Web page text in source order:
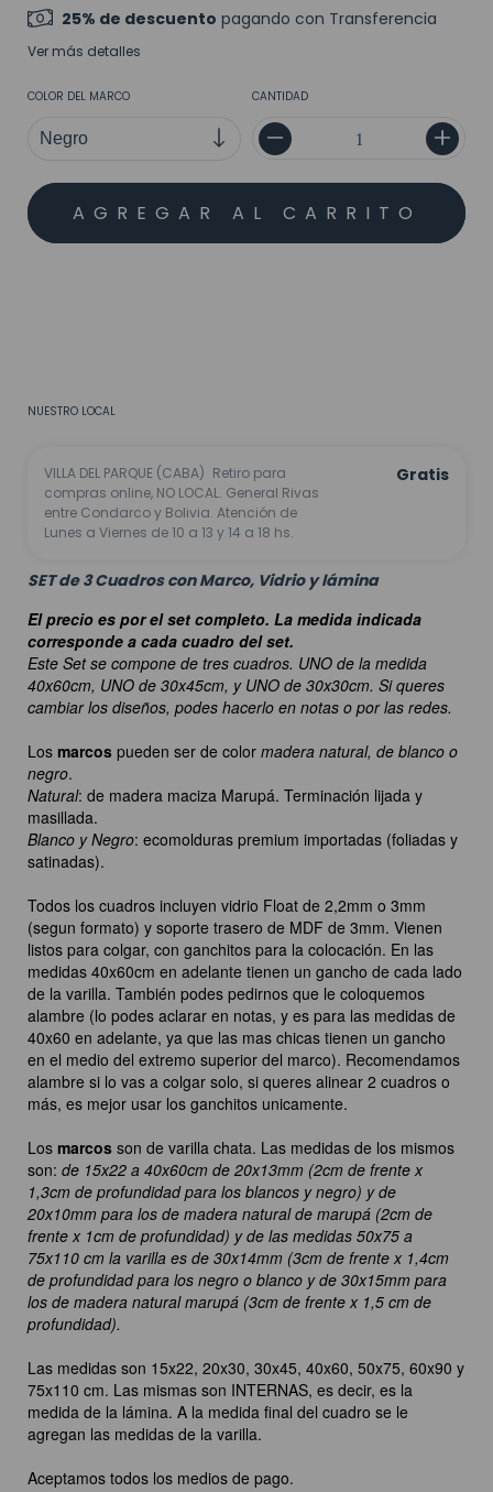
25% de descuento pagando con Transferencia
Ver más detalles
COLOR DEL MARCO CANTIDAD
NUESTRO LOCAL
VILLA DEL PARQUE (CABA) Retiro para
compras online, NO LOCAL. General Rivas
entre Condarco y Bolivia. Atención de
Lunes a Viernes de 10 a 13 y 14 a 18 hs.
Gratis
SET de 3 Cuadros con Marco, Vidrio y lámina
El precio es por el set completo. La medida indicada
corresponde a cada cuadro del set.
Este Set se compone de tres cuadros. UNO de la medida
40x60cm, UNO de 30x45cm, y UNO de 30x30cm. Si queres
cambiar los diseños, podes hacerlo en notas o por las redes.
Los marcos pueden ser de color madera natural, de blanco o
negro.
Natural: de madera maciza Marupá. Terminación lijada y
masillada.
Blanco y Negro: ecomolduras premium importadas (foliadas y
satinadas).
Todos los cuadros incluyen vidrio Float de 2,2mm o 3mm
(segun formato) y soporte trasero de MDF de 3mm. Vienen
listos para colgar, con ganchitos para la colocación. En las
medidas 40x60cm en adelante tienen un gancho de cada lado
de la varilla. También podes pedirnos que le coloquemos
alambre (lo podes aclarar en notas, y es para las medidas de
40x60 en adelante, ya que las mas chicas tienen un gancho
en el medio del extremo superior del marco). Recomendamos
alambre si lo vas a colgar solo, si queres alinear 2 cuadros o
más, es mejor usar los ganchitos unicamente.
Los marcos son de varilla chata. Las medidas de los mismos
son: de 15x22 a 40x60cm de 20x13mm (2cm de frente x
1,3cm de profundidad para los blancos y negro) y de
20x10mm para los de madera natural de marupá (2cm de
frente x 1cm de profundidad) y de las medidas 50x75 a
75x110 cm la varilla es de 30x14mm (3cm de frente x 1,4cm
de profundidad para los negro o blanco y de 30x15mm para
los de madera natural marupá (3cm de frente x 1,5 cm de
profundidad).
Las medidas son 15x22, 20x30, 30x45, 40x60, 50x75, 60x90 y
75x110 cm. Las mismas son INTERNAS, es decir, es la
medida de la lámina. A la medida final del cuadro se le
agregan las medidas de la varilla.
Aceptamos todos los medios de pago.